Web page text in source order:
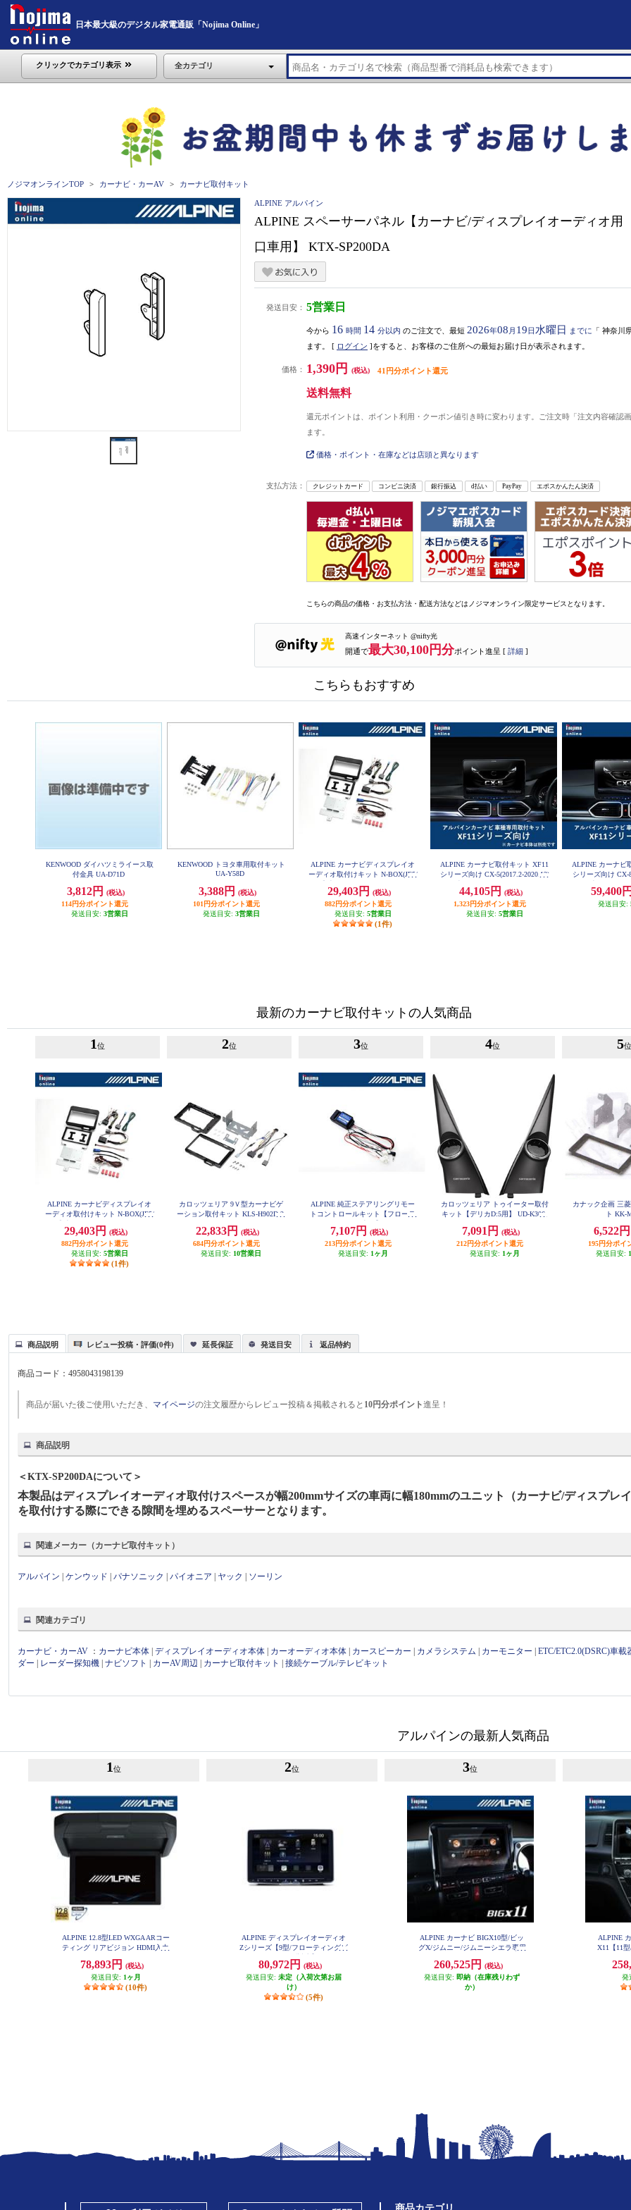
日本最大級のデジタル家電通販「Nojima Online」
クリックでカテゴリ表示 全カテゴリ
ノジマオンラインTOP カーナビ・カーAV カーナビ取付キット
ALPINE アルパイン
ALPINE スペーサーパネル【カーナビ/ディスプレイオーディオ用
口車用】 KTX-SP200DA
発送目安： 5営業日
今から 16 時間 14 分以内 のご注文で、最短 2026年08 月 19日 水曜日 までに 「 神奈川
ます。 [ ログイン ]をすると、お客様のご住所への最短お届け日が表示されます。
価格： 1,390円 (税込) 41円分ポイント還元
送料無料
還元ポイントは、ポイント利用・クーポン値引き時に変わります。ご注文時「注文内容確認
ます。
価格・ポイント・在庫などは店頭と異なります
支払方法： クレジットカード コンビニ決済 銀行振込 d払い PayPay エポスかんたん決済
こちらの商品の価格・お支払方法・配送方法などはノジマオンライン限定サービスとなります。
高速インターネット @nifty光
開通で最大30,100円分ポイント進呈 [ 詳細 ]
こちらもおすすめ
KENWOOD ダイハツミライース取
付金具 UA-D71D
3,812円
(税込)
114円分ポイント還元
発送目安: 3営業日
KENWOOD トヨタ車用取付キット
UA-Y58D
3,388円
(税込)
101円分ポイント還元
発送目安: 3営業日
ALPINE カーナビディスプレイオ
ーディオ取付けキット N-BOX(JF5/
29,403円
(税込)
882円分ポイント還元
発送目安: 5営業日
(1件)
ALPINE カーナビ取付キット XF11
シリーズ向け CX-5(2017.2-2020.12)
44,105円
(税込)
1,323円分ポイント還元
発送目安: 5営業日
ALPINE カーナビ
シリーズ向け CX-
59,400円
発送目安:
最新のカーナビ取付キットの人気商品
1 位
ALPINE カーナビディスプレイオ
ーディオ取付けキット N-BOX(JF5/
29,403円
(税込)
882円分ポイント還元
発送目安: 5営業日
(1件)
2位
カロッツェリア 9Ｖ型カーナビゲ
ーション取付キット KLS-H902D-2
22,833円
(税込)
684円分ポイント還元
発送目安: 10営業日
3位
ALPINE 純正ステアリングリモー
トコントロールキット【フローテ
R
7,107円
(税込)
213円分ポイント還元
発送目安: 1ヶ月
4位
カロッツェリア トゥイーター取付
キット【デリカD:5用】 UD-K306
7,091円
(税込)
212円分ポイント還元
発送目安: 1ヶ月
5位
カナック企画 三
ト KK-
6,522円
195円分ポイ
発送目安:
商品説明 レビュー投稿・評価(0件) 延長保証 発送目安 返品特約
商品コード：4958043198139
商品が届いた後ご使用いただき、 マイページの注文履歴からレビュー投稿＆掲載されると 10円分ポイント進呈！
商品説明
＜KTX-SP200DAについて＞
本製品はディスプレイオーディオ取付けスペースが幅200mmサイズの車両に幅180mmのユニット（カーナビ/ディスプレイ
を取付けする際にできる隙間を埋めるスペーサーとなります。
関連メーカー（カーナビ取付キット）
アルパイン |ケンウッド |パナソニック |パイオニア ヤック ソーリン
関連カテゴリ
カーナビ・カーAV ： カーナビ本体 |ディスプレイオーディオ本体 カーオーディオ本体 カースピーカー カメラシステム カーモニター |ETC/ETC2.0(DSRC)車載
ダー
レーダー探知機 |ナビソフト カーAV周辺 カーナビ取付キット |接続ケーブル/テレビキット
アルパインの最新人気商品
1 位
ALPINE 12.8型LED WXGA ARコー
ティング リアビジョン HDMI入力
78,893円
(税込)
発送目安: 1ヶ月
(10件)
2位
ALPINE ディスプレイオーディオ
Zシリーズ【9型/フローティングビ
80,972円
(税込)
発送目安: 未定（入荷次第お届
け）
(5件)
3位
ALPINE カーナビ BIGX10型/ビッ
グX/ジムニー/ジムニーシエラ専用
260,525円
(税込)
発送目安: 即納（在庫残りわず
か）
ALPINE
X11【11
専用】
発